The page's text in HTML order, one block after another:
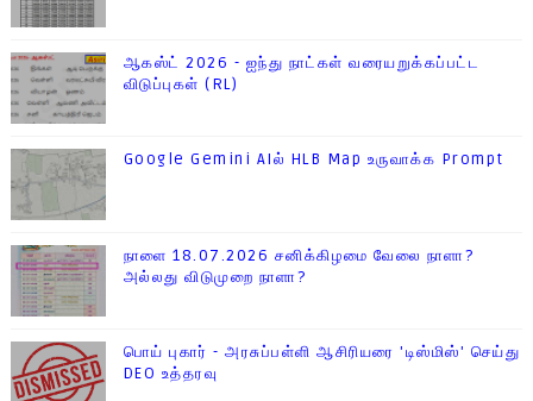
ஆகஸ்ட் 2026 - ஐந்து நாட்கள் வரையறுக்கப்பட்ட
விடுப்புகள் (RL)
Google Gemini AIல் HLB Map உருவாக்க Prompt
நாளை 18.07.2026 சனிக்கிழமை வேலை நாளா?
அல்லது விடுமுறை நாளா?
பொய் புகார் - அரசுப்பள்ளி ஆசிரியரை 'டிஸ்மிஸ்' செய்து
DEO உத்தரவு